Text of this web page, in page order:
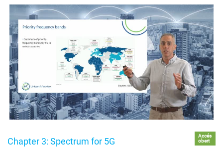
Chapter 3: Spectrum for 5G
Accés
obert